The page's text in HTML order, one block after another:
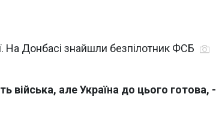
На Донбасі знайшли безпілотник ФСБ
війська, але Україна до цього готова, -